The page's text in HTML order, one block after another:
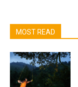
MOST READ